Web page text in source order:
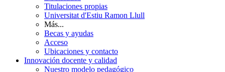
Titulaciones propias
Universitat d'Estiu Ramon Llull
Más...
Becas y ayudas
Acceso
Ubicaciones y contacto
Innovación docente y calidad
Nuestro modelo pedagógico